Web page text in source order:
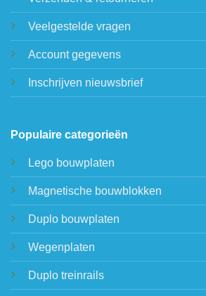
Veelgestelde vragen
Account gegevens
Inschrijven nieuwsbrief
Populaire categorieën
Lego bouwplaten
Magnetische bouwblokken
Duplo bouwplaten
Wegenplaten
Duplo treinrails